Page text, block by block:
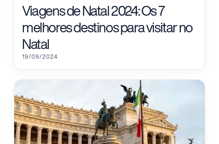
Viagens de Natal 2024: Os 7
melhores destinos para visitar no
Natal
19/09/2024